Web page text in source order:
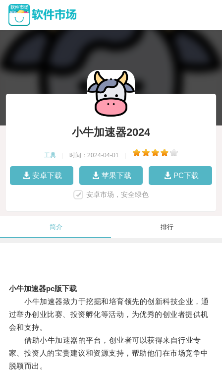
小牛加速器2024
工具 时间：2024-04-01
安卓下载 苹果下载 PC下载
安卓市场，安全绿色
简介 排行
小牛加速器pc版下载
小牛加速器致力于挖掘和培育领先的创新科技企业，通
过举办创业比赛、投资孵化等活动，为优秀的创业者提供机
会和支持。
借助小牛加速器的平台，创业者可以获得来自行业专
家、投资人的宝贵建议和资源支持，帮助他们在市场竞争中
脱颖而出。